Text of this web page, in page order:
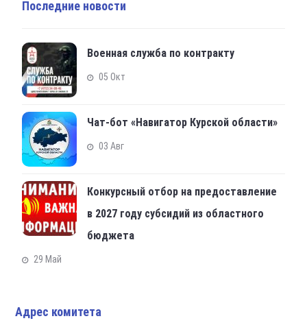
Последние новости
Военная служба по контракту
05 Окт
Чат-бот «Навигатор Курской области»
03 Авг
Конкурсный отбор на предоставление
в 2027 году субсидий из областного
бюджета
29 Май
Адрес комитета